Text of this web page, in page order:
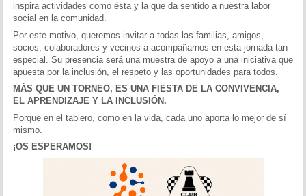
inspira actividades como ésta y la que da sentido a nuestra labor
social en la comunidad.
Por este motivo, queremos invitar a todas las familias, amigos,
socios, colaboradores y vecinos a acompañarnos en esta jornada tan
especial. Su presencia será una muestra de apoyo a una iniciativa que
apuesta por la inclusión, el respeto y las oportunidades para todos.
MÁS QUE UN TORNEO, ES UNA FIESTA DE LA CONVIVENCIA,
EL APRENDIZAJE Y LA INCLUSIÓN.
Porque en el tablero, como en la vida, cada uno aporta lo mejor de sí
mismo.
¡OS ESPERAMOS!